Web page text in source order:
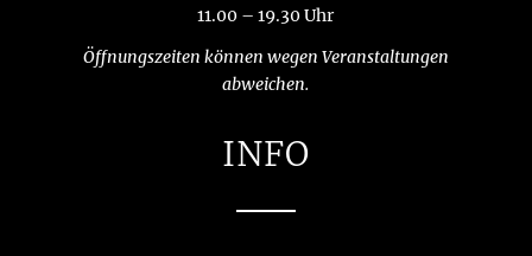
11.00 – 19.30 Uhr
Öffnungszeiten können wegen Veranstaltungen
abweichen.
INFO